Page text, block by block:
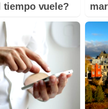
tiempo vuele?